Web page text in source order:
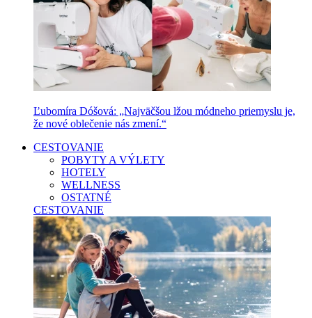
Ľubomíra Dóšová: „Najväčšou lžou módneho priemyslu je,
že nové oblečenie nás zmení.“
CESTOVANIE
POBYTY A VÝLETY
HOTELY
WELLNESS
OSTATNÉ
CESTOVANIE